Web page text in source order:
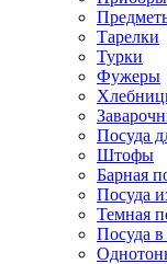
Тарелки
Турки
Фужеры
Посуда
Штофы
Барная
Посуда
Темная
Посуда в